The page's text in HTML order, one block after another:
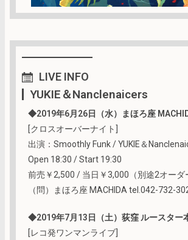
LIVE INFO
YUKIE＆Nanclenaicers
◆2019年6月26日（水）まほろ座
[クロスオーバーナイト]
出演：Smoothly Funk / YUKIE＆
Open 18:30 / Start 19:30
前売￥2,500 / 当日￥3,000（別途2オーダ
（問）まほろ座 MACHIDA tel.042-732-
◆2019年7月13日（土）荻窪 ルースター
[レコ発ワンマンライブ]